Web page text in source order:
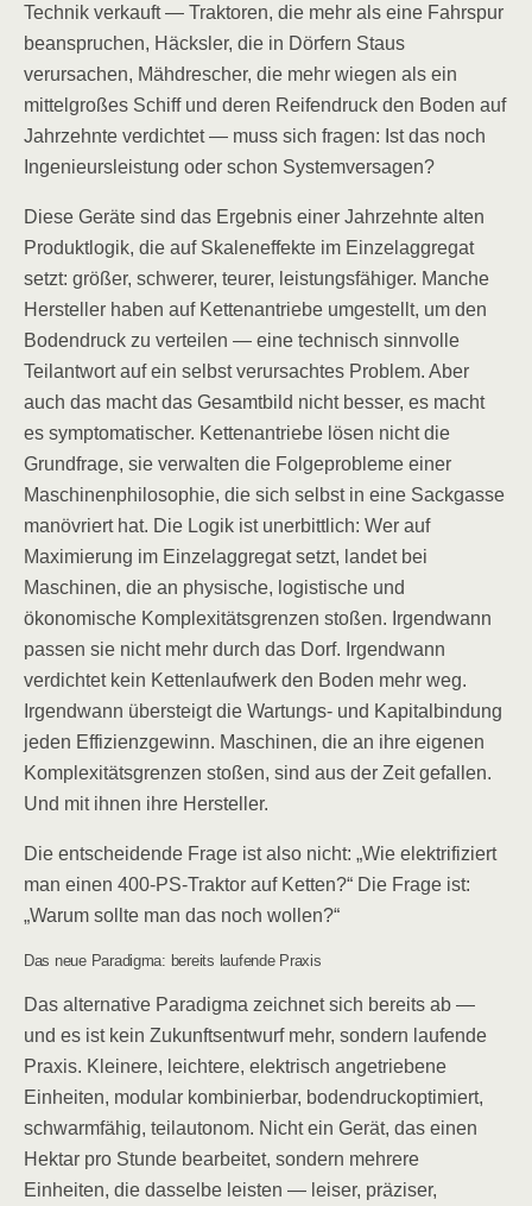
Technik verkauft — Traktoren, die mehr als eine Fahrspur
beanspruchen, Häcksler, die in Dörfern Staus
verursachen, Mähdrescher, die mehr wiegen als ein
mittelgroßes Schiff und deren Reifendruck den Boden auf
Jahrzehnte verdichtet — muss sich fragen: Ist das noch
Ingenieursleistung oder schon Systemversagen?
Diese Geräte sind das Ergebnis einer Jahrzehnte alten
Produktlogik, die auf Skaleneffekte im Einzelaggregat
setzt: größer, schwerer, teurer, leistungsfähiger. Manche
Hersteller haben auf Kettenantriebe umgestellt, um den
Bodendruck zu verteilen — eine technisch sinnvolle
Teilantwort auf ein selbst verursachtes Problem. Aber
auch das macht das Gesamtbild nicht besser, es macht
es symptomatischer. Kettenantriebe lösen nicht die
Grundfrage, sie verwalten die Folgeprobleme einer
Maschinenphilosophie, die sich selbst in eine Sackgasse
manövriert hat. Die Logik ist unerbittlich: Wer auf
Maximierung im Einzelaggregat setzt, landet bei
Maschinen, die an physische, logistische und
ökonomische Komplexitätsgrenzen stoßen. Irgendwann
passen sie nicht mehr durch das Dorf. Irgendwann
verdichtet kein Kettenlaufwerk den Boden mehr weg.
Irgendwann übersteigt die Wartungs- und Kapitalbindung
jeden Effizienzgewinn. Maschinen, die an ihre eigenen
Komplexitätsgrenzen stoßen, sind aus der Zeit gefallen.
Und mit ihnen ihre Hersteller.
Die entscheidende Frage ist also nicht: „Wie elektrifiziert
man einen 400-PS-Traktor auf Ketten?“ Die Frage ist:
„Warum sollte man das noch wollen?“
Das neue Paradigma: bereits laufende Praxis
Das alternative Paradigma zeichnet sich bereits ab —
und es ist kein Zukunftsentwurf mehr, sondern laufende
Praxis. Kleinere, leichtere, elektrisch angetriebene
Einheiten, modular kombinierbar, bodendruckoptimiert,
schwarmfähig, teilautonom. Nicht ein Gerät, das einen
Hektar pro Stunde bearbeitet, sondern mehrere
Einheiten, die dasselbe leisten — leiser, präziser,